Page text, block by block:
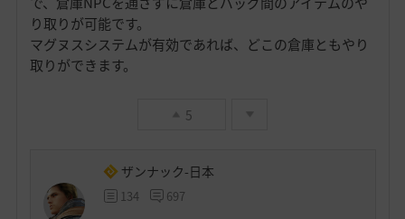
り取りが可能です。
マグヌスシステムが有効であれば、どこの倉庫ともやり
取りができます。
5
ザンナック-日本
134 697